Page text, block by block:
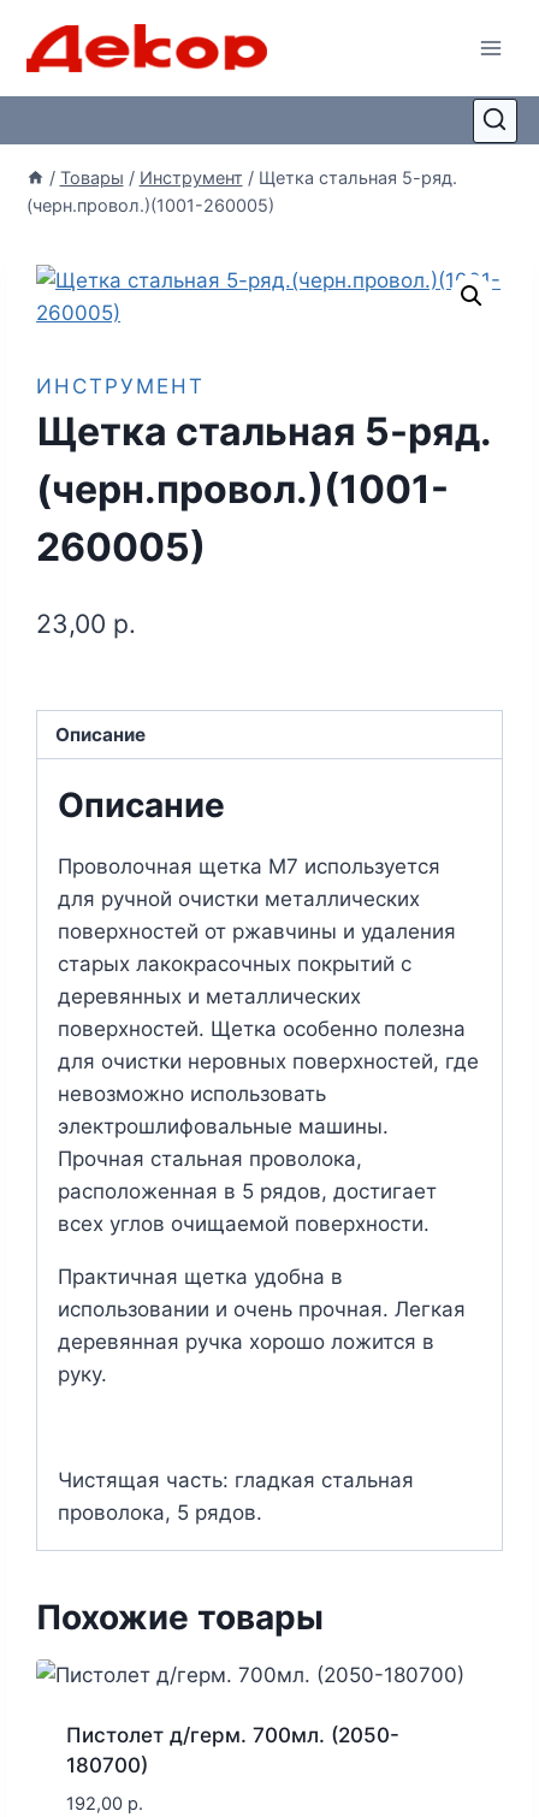
/ Товары / Инструмент / Щетка стальная 5-ряд.
(черн.провол.)(1001-260005)
ИНСТРУМЕНТ
Щетка стальная 5-ряд.
(черн.провол.)(1001-
260005)
23,00 р.
Описание
Описание
Проволочная щетка М7 используется
для ручной очистки металлических
поверхностей от ржавчины и удаления
старых лакокрасочных покрытий с
деревянных и металлических
поверхностей. Щетка особенно полезна
для очистки неровных поверхностей, где
невозможно использовать
электрошлифовальные машины.
Прочная стальная проволока,
расположенная в 5 рядов, достигает
всех углов очищаемой поверхности.
Практичная щетка удобна в
использовании и очень прочная. Легкая
деревянная ручка хорошо ложится в
руку.
Чистящая часть: гладкая стальная
проволока, 5 рядов.
Похожие товары
Пистолет д/герм. 700мл. (2050-
180700)
192,00 р.